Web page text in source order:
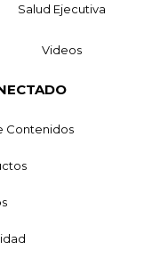
Salud Ejecutiva
Videos
Contenidos